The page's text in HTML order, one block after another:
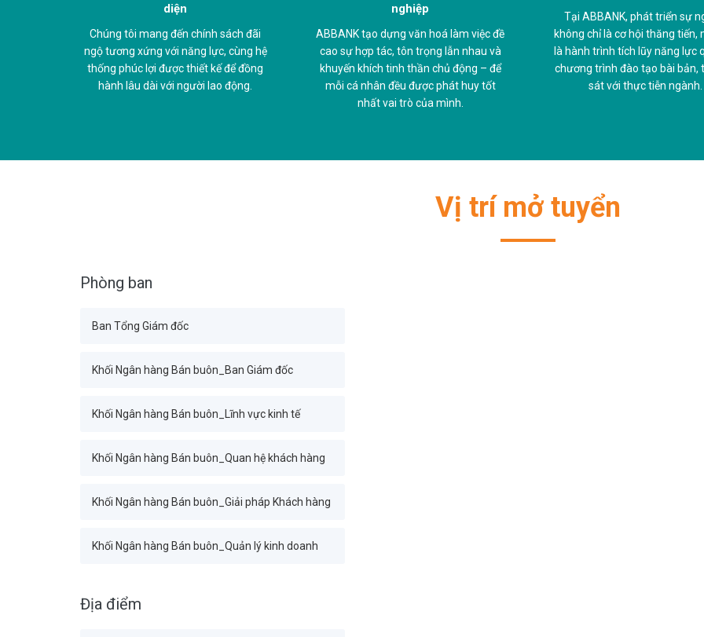
diện
Chúng tôi mang đến chính sách đãi
ngộ tương xứng với năng lực, cùng hệ
thống phúc lợi được thiết kế để đồng
hành lâu dài với người lao động.
nghiệp
ABBANK tạo dựng văn hoá làm việc đề
cao sự hợp tác, tôn trọng lẫn nhau và
khuyến khích tinh thần chủ động – để
mỗi cá nhân đều được phát huy tốt
nhất vai trò của mình.
Tại ABBANK, phát triển sự
không chỉ là cơ hội thăng tiến,
là hành trình tích lũy năng lực
chương trình đào tạo bài bản,
sát với thực tiễn ngành.
Vị trí mở tuyển
Phòng ban
Ban Tổng Giám đốc
Khối Ngân hàng Bán buôn_Ban Giám đốc
Khối Ngân hàng Bán buôn_Lĩnh vực kinh tế
Khối Ngân hàng Bán buôn_Quan hệ khách hàng
Khối Ngân hàng Bán buôn_Giải pháp Khách hàng
Khối Ngân hàng Bán buôn_Quản lý kinh doanh
Địa điểm